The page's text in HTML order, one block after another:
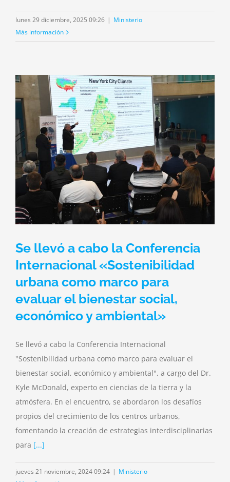
lunes 29 diciembre, 2025 09:26 | Ministerio
Más información
Se llevó a cabo la Conferencia
Internacional «Sostenibilidad
urbana como marco para
evaluar el bienestar social,
económico y ambiental»
Se llevó a cabo la Conferencia Internacional
"Sostenibilidad urbana como marco para evaluar el
bienestar social, económico y ambiental", a cargo del Dr.
Kyle McDonald, experto en ciencias de la tierra y la
atmósfera. En el encuentro, se abordaron los desafíos
propios del crecimiento de los centros urbanos,
fomentando la creación de estrategias interdisciplinarias
para [...]
jueves 21 noviembre, 2024 09:24 | Ministerio